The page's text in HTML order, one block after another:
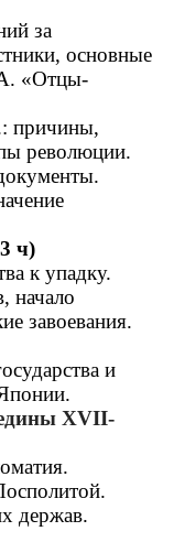
за
основные
«Отцы-
причины,
революции.
ч)
к упадку.
начало
завоевания.
и
XVII-
держав.